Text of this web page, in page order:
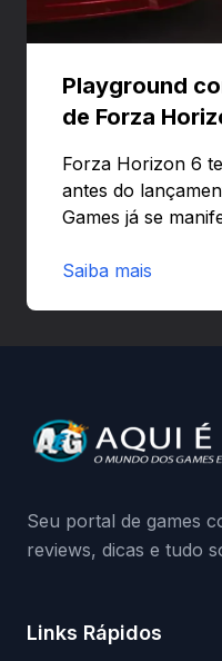
Playground
de Forza
Forza Horizon 6
antes do
Games já se
preload e avisa
da Playground:
medidas contra
Saiba mais
Seu portal de games
reviews, dicas e tudo
Links Rápidos